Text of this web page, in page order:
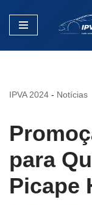
Pular
IPVA 2024 - Notícias
para
Picape